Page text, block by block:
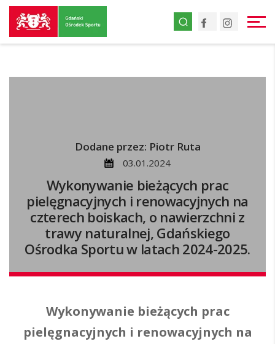
Przejdź
do
strony
Facebook
Dodane przez: Piotr Ruta
03.01.2024
Wykonywanie bieżących prac
pielęgnacyjnych i renowacyjnych na
czterech boiskach, o nawierzchni z
trawy naturalnej, Gdańskiego
Ośrodka Sportu w latach 2024-2025.
Wykonywanie bieżących prac
pielęgnacyjnych i renowacyjnych na